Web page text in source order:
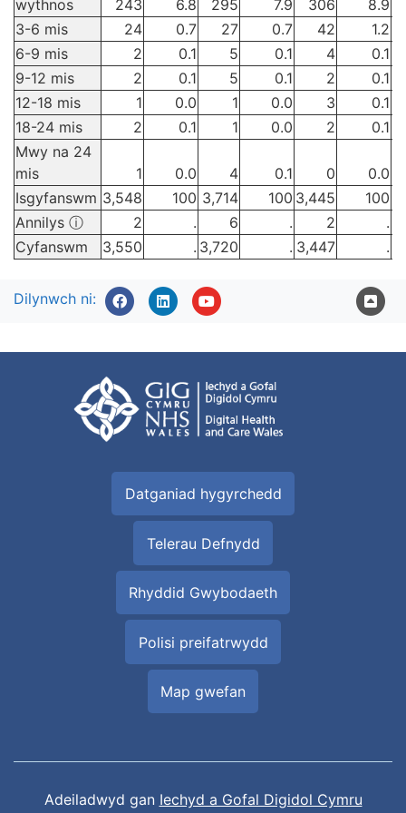
wythnos 243 6.8 295 7.9 306
8.9
3-6 mis
24 0.7 27 0.7 42
1.2
6-9 mis
2 0.1 5 0.1 4
0.1
9-12 mis
2 0.1 5 0.1 2
0.1
12-18 mis
1 0.0 1 0.0 3
0.1
18-24 mis
2 0.1 1 0.0 2
0.1
Mwy na 24
mis
1 0.0 4 0.1 0
0.0
Isgyfanswm 3,548 100 3,714 100 3,445 100
Annilys ⓘ
2 . 6 . 2
.
Cyfanswm
3,550 . 3,720 . 3,447 .
Dilynwch ni:
Datganiad hygyrchedd
Telerau Defnydd
Rhyddid Gwybodaeth
Polisi preifatrwydd
Map gwefan
Adeiladwyd gan Iechyd a Gofal Digidol Cymru